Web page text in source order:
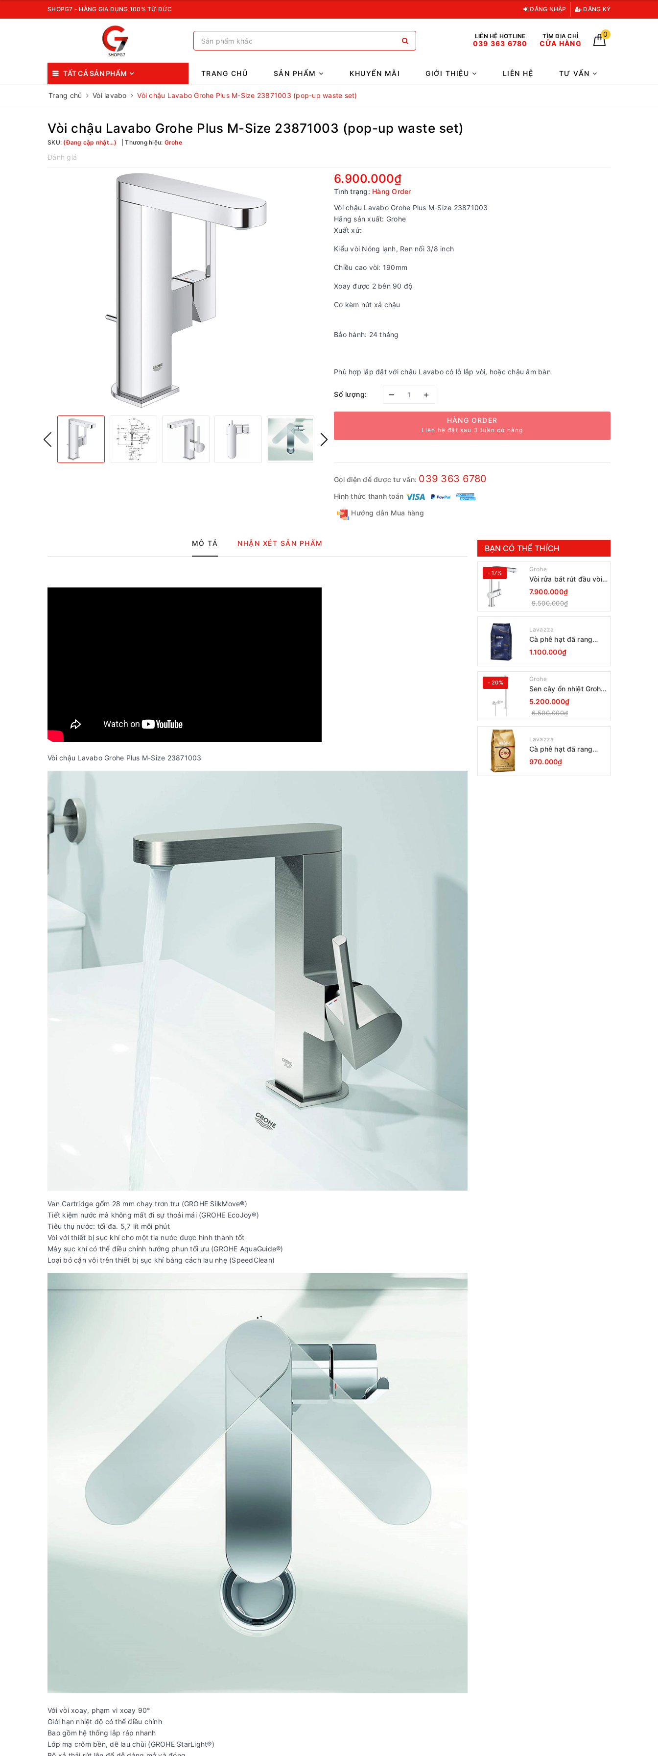
SHOPG7 - HÀNG GIA DỤNG 100% TỪ ĐỨC ĐĂNG NHẬP ĐĂNG KÝ
LIÊN HỆ HOTLINE
039 363 6780
TÌM ĐỊA CHỈ
CỬA HÀNG
0
TẤT CẢ SẢN PHẨM TRANG CHỦ SẢN PHẨM KHUYẾN MÃI GIỚI THIỆU LIÊN HỆ TƯ VẤN
Trang chủ Vòi lavabo Vòi chậu Lavabo Grohe Plus M-Size 23871003 (pop-up waste set)
Vòi chậu Lavabo Grohe Plus M-Size 23871003 (pop-up waste set)
SKU: (Đang cập nhật...) Thương hiệu: Grohe
Đánh giá
6.900.000₫
Tình trạng: Hàng Order
Vòi chậu Lavabo Grohe Plus M-Size 23871003
Hãng sản xuất: Grohe
Xuất xứ:
Kiểu vòi Nóng lạnh, Ren nối 3/8 inch
Chiều cao vòi: 190mm
Xoay được 2 bên 90 độ
Có kèm nút xả chậu
Bảo hành: 24 tháng
Phù hợp lắp đặt với chậu Lavabo có lỗ lắp vòi, hoặc chậu âm bàn
Số lượng: – +
HÀNG ORDER
Liên hệ đặt sau 3 tuần có hàng
Gọi điện để được tư vấn: 039 363 6780
Hình thức thanh toán
Hướng dẫn Mua hàng
MÔ TẢ NHẬN XÉT SẢN PHẨM
Vòi chậu Lavabo Grohe Plus M-Size 23871003
Van Cartridge gốm 28 mm chạy trơn tru (GROHE SilkMove®)
Tiết kiệm nước mà không mất đi sự thoải mái (GROHE EcoJoy®)
Tiêu thụ nước: tối đa. 5,7 lít mỗi phút
Vòi với thiết bị sục khí cho một tia nước được hình thành tốt
Máy sục khí có thể điều chỉnh hướng phun tối ưu (GROHE AquaGuide®)
Loại bỏ cặn vôi trên thiết bị sục khí bằng cách lau nhẹ (SpeedClean)
Với vòi xoay, phạm vi xoay 90°
Giới hạn nhiệt độ có thể điều chỉnh
Bao gồm hệ thống lắp ráp nhanh
Lớp mạ crôm bền, dễ lau chùi (GROHE StarLight®)
BẠN CÓ THỂ THÍCH
- 17% Grohe
Vòi rửa bát rút đầu vòi
Grohe Minta 30274000
7.900.000₫
9.500.000₫
Lavazza
Cà phê hạt đã rang
Lavazza Coffee
Espresso Super Crema
1000g Date 12-2027
1.100.000₫
- 20% Grohe
Sen cây ổn nhiệt Grohe
Grohtherm 800
34566001
5.200.000₫
6.500.000₫
Lavazza
Cà phê hạt đã rang
Lavazza Oro Qualita
1000g
970.000₫